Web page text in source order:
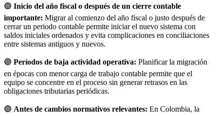
🟣 Inicio del año fiscal o después de un cierre contable
importante: Migrar al comienzo del año fiscal o justo después de
cerrar un periodo contable permite iniciar el nuevo sistema con
saldos iniciales ordenados y evita complicaciones en conciliaciones
entre sistemas antiguos y nuevos.
🟣 Períodos de baja actividad operativa: Planificar la migración
en épocas con menor carga de trabajo contable permite que el
equipo se concentre en el proceso sin generar retrasos en las
obligaciones tributarias periódicas.
🟣 Antes de cambios normativos relevantes: En Colombia, la